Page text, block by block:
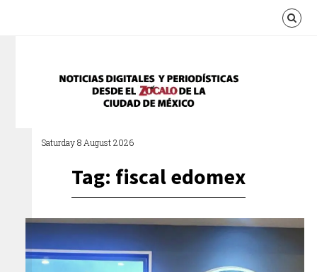
Saturday 8 August 2026
Tag: fiscal edomex